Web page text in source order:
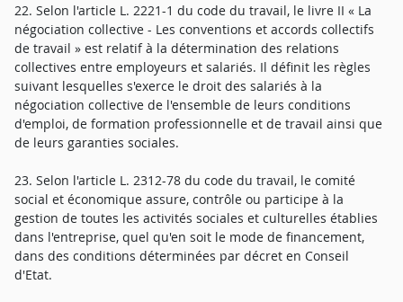
22. Selon l'article L. 2221-1 du code du travail, le livre II « La
négociation collective - Les conventions et accords collectifs
de travail » est relatif à la détermination des relations
collectives entre employeurs et salariés. Il définit les règles
suivant lesquelles s'exerce le droit des salariés à la
négociation collective de l'ensemble de leurs conditions
d'emploi, de formation professionnelle et de travail ainsi que
de leurs garanties sociales.
23. Selon l'article L. 2312-78 du code du travail, le comité
social et économique assure, contrôle ou participe à la
gestion de toutes les activités sociales et culturelles établies
dans l'entreprise, quel qu'en soit le mode de financement,
dans des conditions déterminées par décret en Conseil
d'Etat.